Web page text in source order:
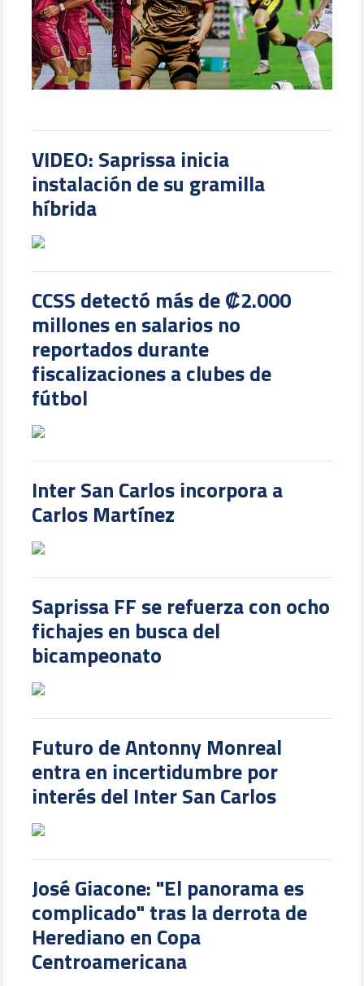
VIDEO: Saprissa inicia
instalación de su gramilla
híbrida
CCSS detectó más de ₡2.000
millones en salarios no
reportados durante
fiscalizaciones a clubes de
fútbol
Inter San Carlos incorpora a
Carlos Martínez
Saprissa FF se refuerza con ocho
fichajes en busca del
bicampeonato
Futuro de Antonny Monreal
entra en incertidumbre por
interés del Inter San Carlos
José Giacone: "El panorama es
complicado" tras la derrota de
Herediano en Copa
Centroamericana